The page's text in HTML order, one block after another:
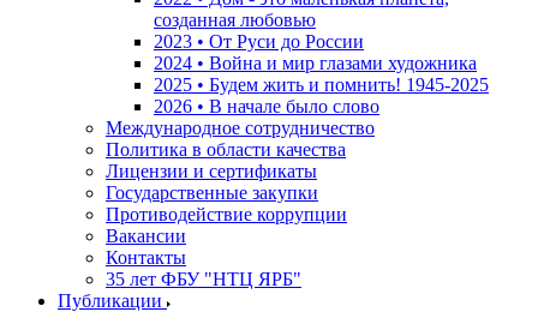
созданная любовью
2023 • От Руси до России
2024 • Война и мир глазами художника
2025 • Будем жить и помнить! 1945-2025
2026 • В начале было слово
Международное сотрудничество
Политика в области качества
Лицензии и сертификаты
Государственные закупки
Противодействие коррупции
Вакансии
Контакты
35 лет ФБУ "НТЦ ЯРБ"
Публикации